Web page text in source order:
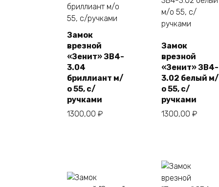
Замок
врезной
«Зенит» ЗВ4-
3.04
бриллиант м/
о 55, с/
ручками
1300,00 ₽
Замок
врезной
«Зенит» ЗВ4-
3.02 белый м/
о 55, с/
ручками
1300,00 ₽